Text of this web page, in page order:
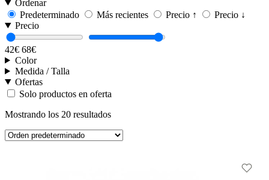
Ordenar
Predeterminado
Más recientes Precio ↑
Precio ↓
Precio
42€ 68€
Color
Medida / Talla
Ofertas
Solo productos en oferta
Mostrando los 20 resultados